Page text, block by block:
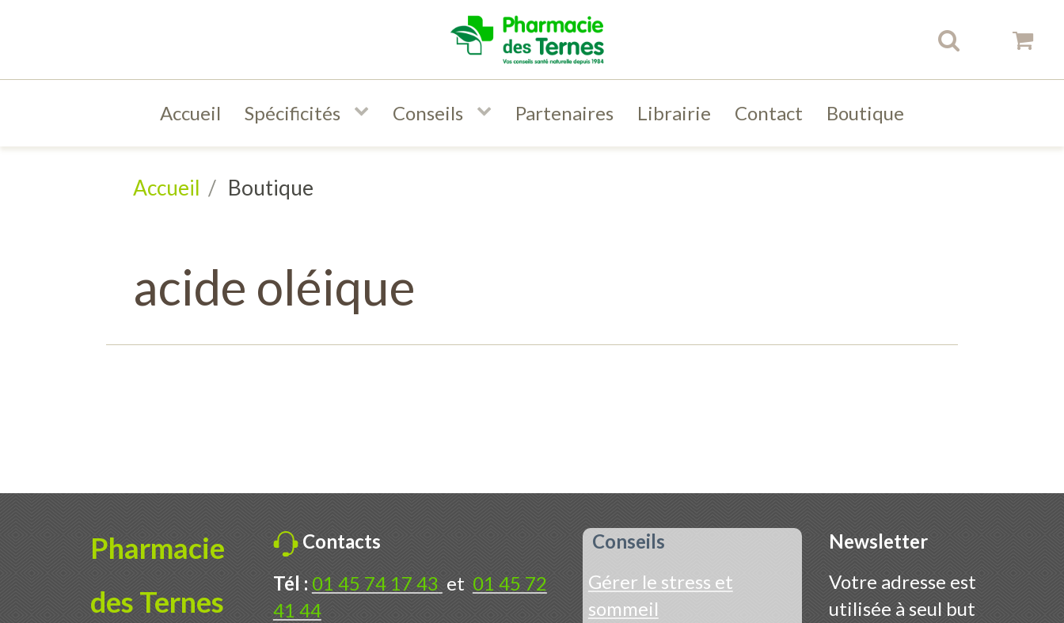
Accueil Spécificités Conseils Partenaires Librairie Contact Boutique
Accueil Boutique
acide oléique
Pharmacie
des Ternes
Contacts
Tél : 01 45 74 17 43 et 01 45 72
41 44
Conseils
Gérer le stress et
sommeil
Newsletter
Votre adresse est
utilisée à seul but